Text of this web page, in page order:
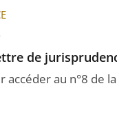
de
accéder au n°8 de